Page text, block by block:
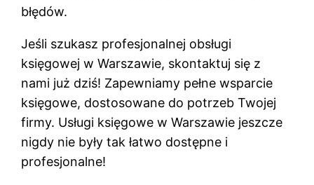
błędów.
Jeśli szukasz profesjonalnej obsługi
księgowej w Warszawie, skontaktuj się z
nami już dziś! Zapewniamy pełne wsparcie
księgowe, dostosowane do potrzeb Twojej
firmy. Usługi księgowe w Warszawie jeszcze
nigdy nie były tak łatwo dostępne i
profesjonalne!